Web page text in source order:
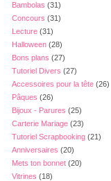
Bambolas (31)
Concours (31)
Lecture (31)
Halloween (28)
Bons plans (27)
Tutoriel Divers (27)
Accessoires pour la tête (26)
Pâques (26)
Bijoux - Parures (25)
Carterie Mariage (23)
Tutoriel Scrapbooking (21)
Anniversaires (20)
Mets ton bonnet (20)
Vitrines (18)